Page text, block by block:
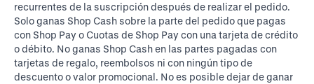
recurrentes de la suscripción después de realizar el pedido.
Solo ganas Shop Cash sobre la parte del pedido que pagas
con Shop Pay o Cuotas de Shop Pay con una tarjeta de crédito
o débito. No ganas Shop Cash en las partes pagadas con
tarjetas de regalo, reembolsos ni con ningún tipo de
descuento o valor promocional. No es posible dejar de ganar